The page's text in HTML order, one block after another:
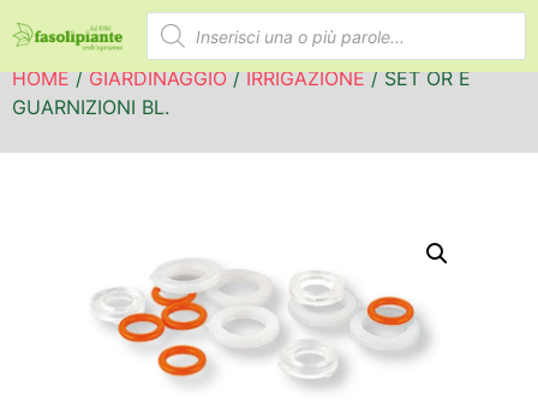
HOME/GIARDINAGGIO/IRRIGAZIONE/ SET OR E
GUARNIZIONI BL.